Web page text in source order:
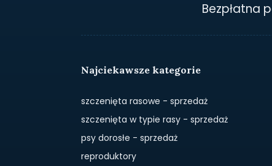
Bezpłatna
Najciekawsze kategorie
szczenięta rasowe - sprzedaż
szczenięta w typie rasy - sprzedaż
psy dorosłe - sprzedaż
reproduktory